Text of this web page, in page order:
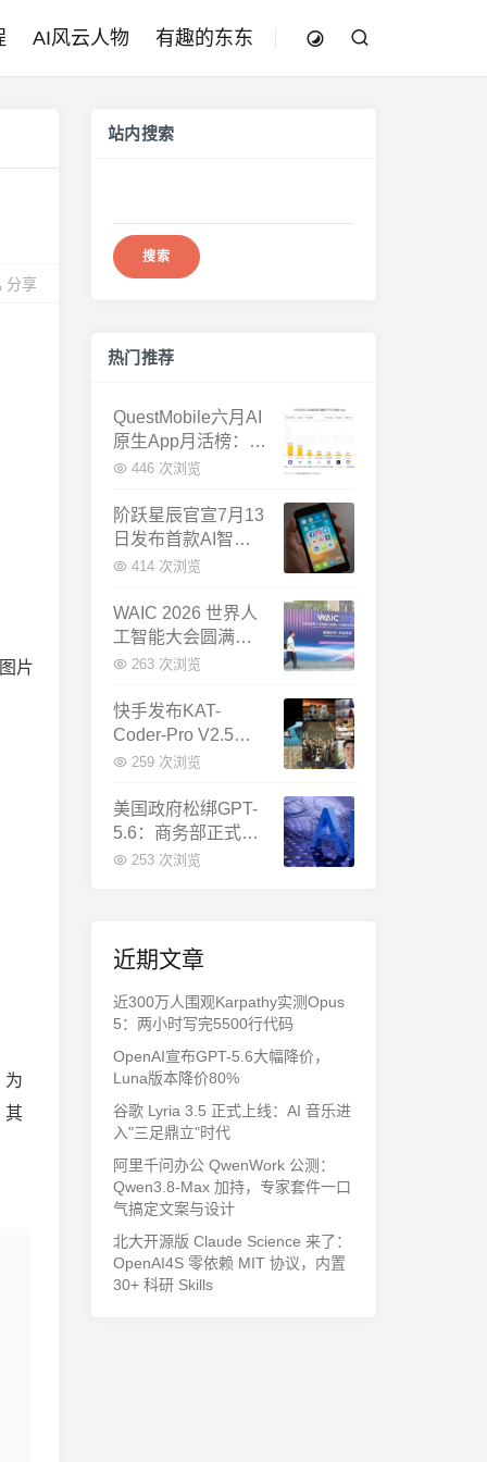
AI风云人物 有趣的东东
分享
片
为
其
站内搜索
热门推荐
QuestMobile六月AI
原生App月活榜：豆
包3.8亿断层第一，
倍
446 次浏览
阶跃星辰官宣7月13
日发布首款AI智能
体终端：大模型公
414 次浏览
WAIC 2026 世界人
工智能大会圆满闭
幕：多项重磅成果
球AI合作新中心
263 次浏览
快手发布KAT-
Coder-Pro V2.5：
首个能端到端跑通
编程模型
259 次浏览
美国政府松绑GPT-
5.6：商务部正式放
行，OpenAI本周全
253 次浏览
近期文章
近300万人围观Karpathy实测Opus
5：两小时写完5500行代码
OpenAI宣布GPT-5.6大幅降价，
Luna版本降价80%
谷歌 Lyria 3.5 正式上线：AI 音乐进
入"三足鼎立"时代
阿里千问办公 QwenWork 公测：
Qwen3.8-Max 加持，专家套件一口
气搞定文案与设计
北大开源版 Claude Science 来了：
OpenAI4S 零依赖 MIT 协议，内置
30+ 科研 Skills